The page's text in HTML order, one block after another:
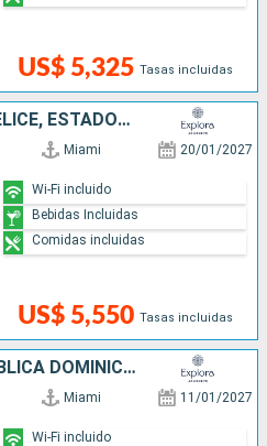
US$ 5,325 Tasas incluidas
JAMAICA, HONDURAS, BELICE, ESTADOS UNIDOS
Miami 20/01/2027
US$ 5,550 Tasas incluidas
Wi-Fi incluido
Bebidas Incluidas
Comidas incluidas
ESTADOS UNIDOS, REPÚBLICA DOMINICANA, PUERTO RICO
Miami 11/01/2027
Wi-Fi incluido